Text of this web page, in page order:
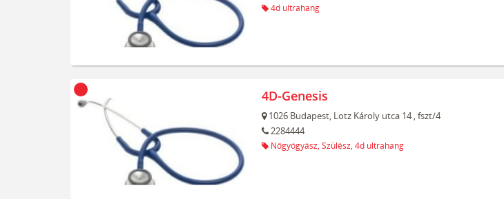
4d ultrahang
4D-Genesis
1026 Budapest, Lotz Károly utca 14, fszt/4
2284444
Nőgyógyász, Szülész, 4d ultrahang